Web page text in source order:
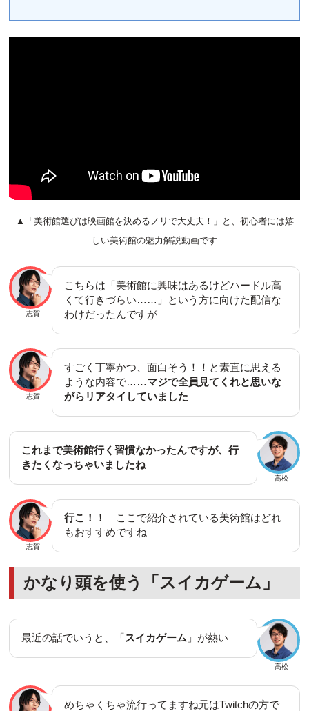
▲「美術館選びは映画館を決めるノリで大丈夫！」と、初心者には嬉
しい美術館の魅力解説動画です
志賀
こちらは「美術館に興味はあるけどハードル高
くて行きづらい……」という方に向けた配信な
わけだったんですが
志賀
すごく丁寧かつ、面白そう！！と素直に思える
ような内容で……マジで全員見てくれと思いな
がらリアタイしていました
高松
これまで美術館行く習慣なかったんですが、行
きたくなっちゃいましたね
志賀
行こ！！
ここで紹介されている美術館はどれ
もおすすめですね
かなり頭を使う「スイカゲーム」
高松
最近の話でいうと、「スイカゲーム 」が熱い
めちゃくちゃ流行ってますね元はTwitchの方で